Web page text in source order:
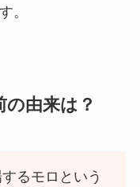
。
の由来は？
るモロという